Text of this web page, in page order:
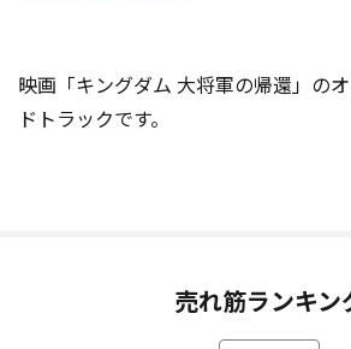
映画「キングダム 大将軍の帰還」の
ドトラックです。
売れ筋ランキン